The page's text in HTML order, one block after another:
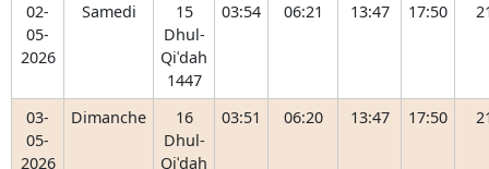
02-
05-
2026
Samedi
15
Dhul-
Qiʿdah
1447
03:54 06:21 13:47 17:50
03-
05-
2026
Dimanche
16
Dhul-
Qiʿdah
03:51 06:20 13:47 17:50